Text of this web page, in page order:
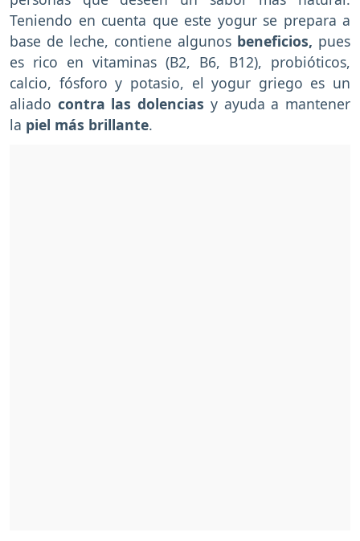
Teniendo en cuenta que este yogur se prepara a
base de leche, contiene algunos beneficios, pues
es rico en vitaminas (B2, B6, B12), probióticos,
calcio, fósforo y potasio, el yogur griego es un
aliado contra las dolencias y ayuda a mantener
la piel más brillante.